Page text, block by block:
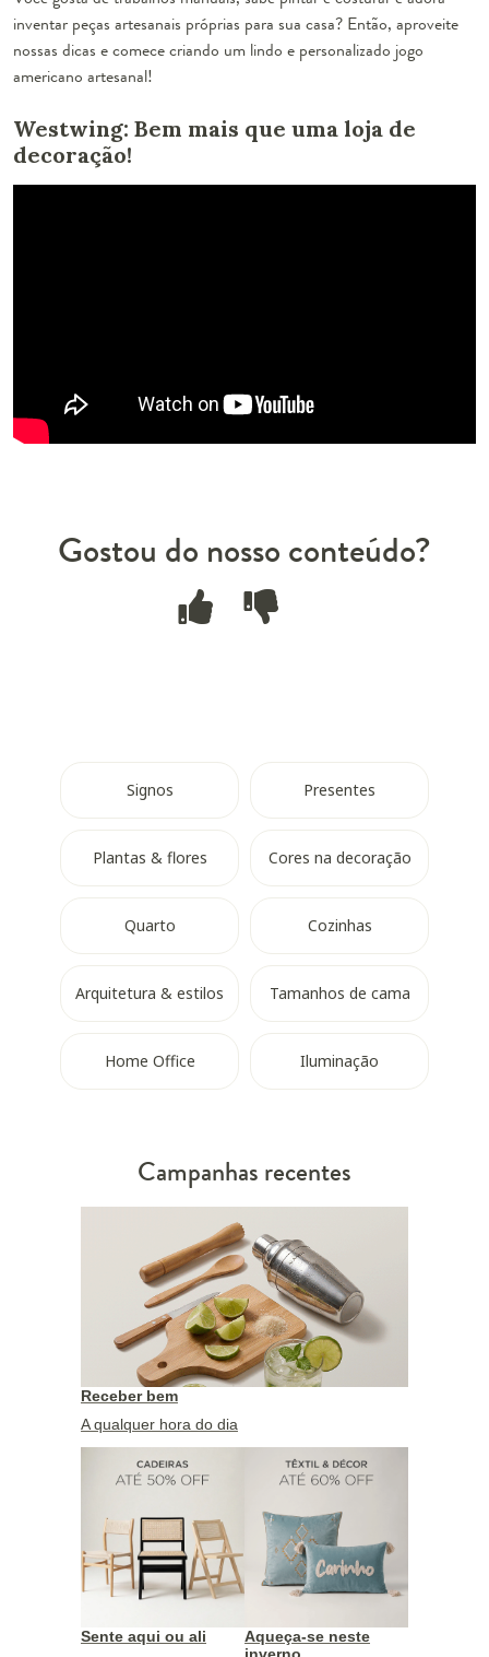
inventar peças artesanais próprias para sua casa? Então, aproveite
nossas dicas e comece criando um lindo e personalizado jogo
americano artesanal!
Westwing: Bem mais que uma loja de
decoração!
Gostou do nosso conteúdo?
Signos Presentes
Plantas & flores Cores na decoração
Quarto Cozinhas
Arquitetura & estilos Tamanhos de cama
Home Office Iluminação
Campanhas recentes
Receber bem
A qualquer hora do dia
Sente aqui ou ali
Aqueça-se neste
inverno